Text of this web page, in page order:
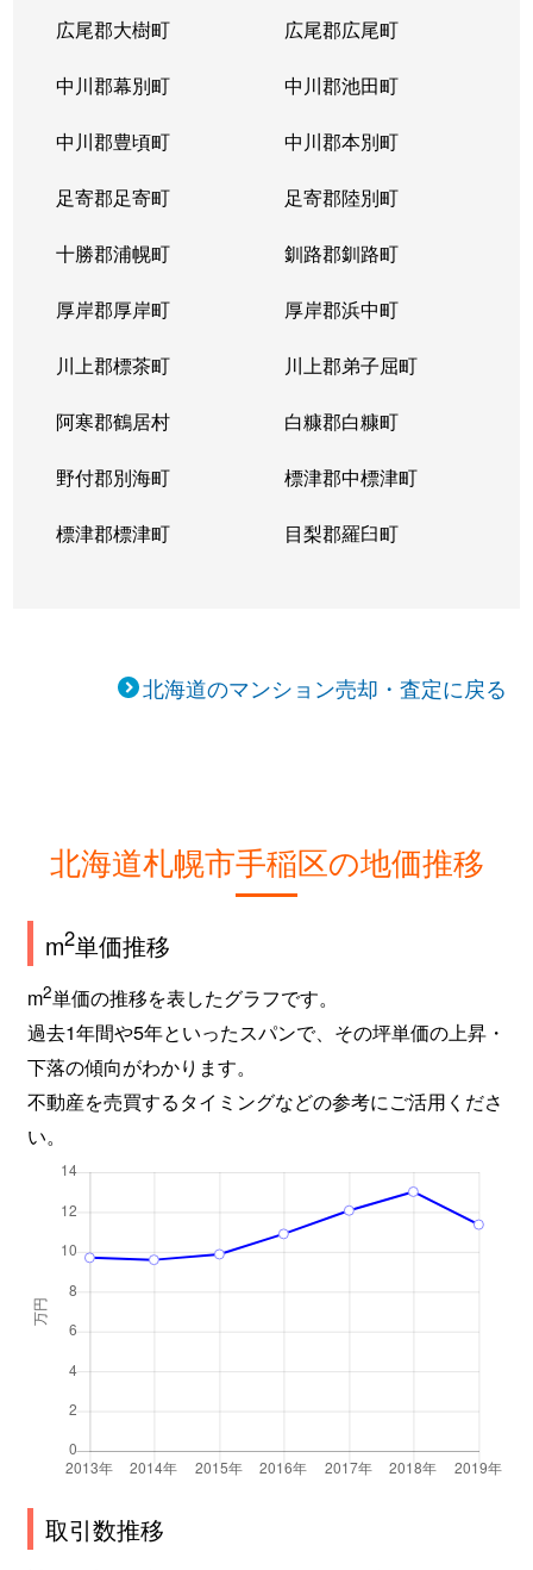
広尾郡大樹町 広尾郡広尾町
中川郡幕別町 中川郡池田町
中川郡豊頃町 中川郡本別町
足寄郡足寄町 足寄郡陸別町
十勝郡浦幌町 釧路郡釧路町
厚岸郡厚岸町 厚岸郡浜中町
川上郡標茶町 川上郡弟子屈町
阿寒郡鶴居村 白糠郡白糠町
野付郡別海町 標津郡中標津町
標津郡標津町 目梨郡羅臼町
北海道のマンション売却・査定に戻る
北海道札幌市手稲区の地価推移
m2単価推移
m2単価の推移を表したグラフです。
過去1年間や5年といったスパンで、その坪単価の上昇・
下落の傾向がわかります。
不動産を売買するタイミングなどの参考にご活用くださ
い。
取引数推移